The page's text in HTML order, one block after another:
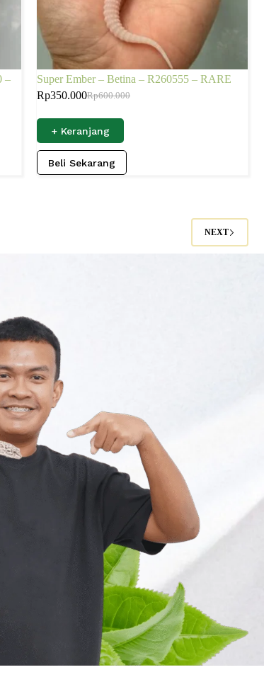
–
Super Ember – Betina – R260555 – RARE
Rp600.000
Rp350.000
+ Keranjang
Beli Sekarang
NEXT